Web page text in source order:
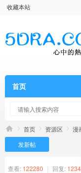
收藏本站
首页
首页 资源区 漫
发新帖
查看: 122280 | 回复: 1234